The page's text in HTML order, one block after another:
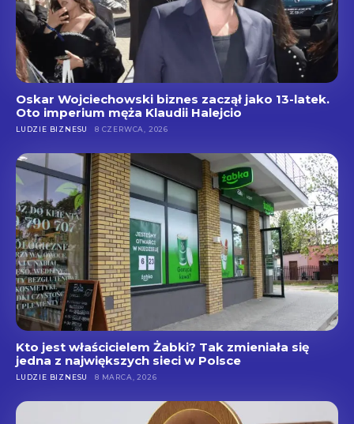
Oskar Wojciechowski biznes zaczął jako 13-latek.
Oto imperium męża Klaudii Halejcio
LUDZIE BIZNESU 8 CZERWCA, 2026
Kto jest właścicielem Żabki? Tak zmieniała się
jedna z największych sieci w Polsce
LUDZIE BIZNESU 8 MARCA, 2026